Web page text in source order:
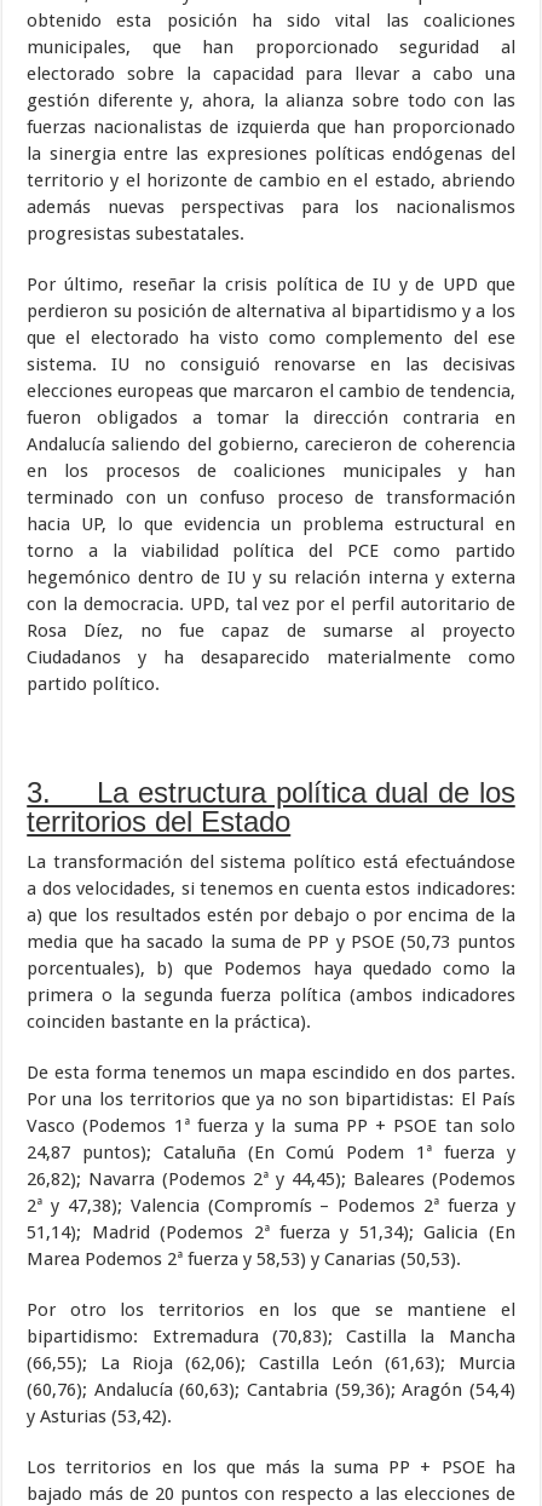
obtenido esta posición ha sido vital las coaliciones
municipales, que han proporcionado seguridad al
electorado sobre la capacidad para llevar a cabo una
gestión diferente y, ahora, la alianza sobre todo con las
fuerzas nacionalistas de izquierda que han proporcionado
la sinergia entre las expresiones políticas endógenas del
territorio y el horizonte de cambio en el estado, abriendo
además nuevas perspectivas para los nacionalismos
progresistas subestatales.
Por último, reseñar la crisis política de IU y de UPD que
perdieron su posición de alternativa al bipartidismo y a los
que el electorado ha visto como complemento del ese
sistema. IU no consiguió renovarse en las decisivas
elecciones europeas que marcaron el cambio de tendencia,
fueron obligados a tomar la dirección contraria en
Andalucía saliendo del gobierno, carecieron de coherencia
en los procesos de coaliciones municipales y han
terminado con un confuso proceso de transformación
hacia UP, lo que evidencia un problema estructural en
torno a la viabilidad política del PCE como partido
hegemónico dentro de IU y su relación interna y externa
con la democracia. UPD, tal vez por el perfil autoritario de
Rosa Díez, no fue capaz de sumarse al proyecto
Ciudadanos y ha desaparecido materialmente como
partido político.
3. La estructura política dual de los
territorios del Estado
La transformación del sistema político está efectuándose
a dos velocidades, si tenemos en cuenta estos indicadores:
a) que los resultados estén por debajo o por encima de la
media que ha sacado la suma de PP y PSOE (50,73 puntos
porcentuales), b) que Podemos haya quedado como la
primera o la segunda fuerza política (ambos indicadores
coinciden bastante en la práctica).
De esta forma tenemos un mapa escindido en dos partes.
Por una los territorios que ya no son bipartidistas: El País
Vasco (Podemos 1ª fuerza y la suma PP + PSOE tan solo
24,87 puntos); Cataluña (En Comú Podem 1ª fuerza y
26,82); Navarra (Podemos 2ª y 44,45); Baleares (Podemos
2ª y 47,38); Valencia (Compromís – Podemos 2ª fuerza y
51,14); Madrid (Podemos 2ª fuerza y 51,34); Galicia (En
Marea Podemos 2ª fuerza y 58,53) y Canarias (50,53).
Por otro los territorios en los que se mantiene el
bipartidismo: Extremadura (70,83); Castilla la Mancha
(66,55); La Rioja (62,06); Castilla León (61,63); Murcia
(60,76); Andalucía (60,63); Cantabria (59,36); Aragón (54,4)
y Asturias (53,42).
Los territorios en los que más la suma PP + PSOE ha
bajado más de 20 puntos con respecto a las elecciones de